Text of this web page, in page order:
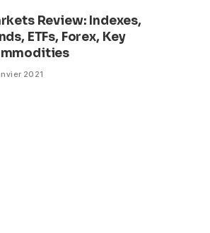
Review: Indexes,
ETFs, Forex, Key
2021